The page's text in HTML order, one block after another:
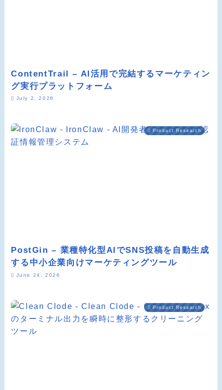
ContentTrail – AI活用で完結するマーケティン
グ実行プラットフォーム
July 2, 2026
Product Research
PostGin – 業種特化型AIでSNS投稿を自動生成
する中小企業向けマーケティングツール
June 24, 2026
Product Research